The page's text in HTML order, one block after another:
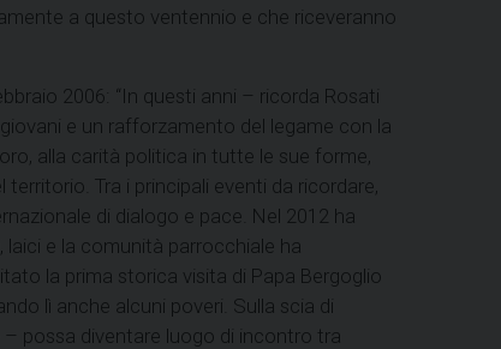
a questo ventennio e che riceveranno
2006: “In questi anni – ricorda Rosati
e un rafforzamento del legame con la
alla carità politica in tutte le sue forme,
Tra i principali eventi da ricordare,
di dialogo e pace. Nel 2012 ha
e la comunità parrocchiale ha
la prima storica visita di Papa Bergoglio
lì anche alcuni poveri. Sulla scia di
– possa diventare luogo di incontro tra